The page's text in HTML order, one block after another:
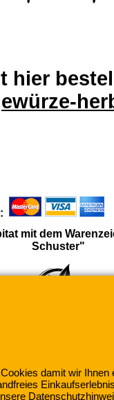
hier
mit dem
Schuster"
damit wir Ihnen